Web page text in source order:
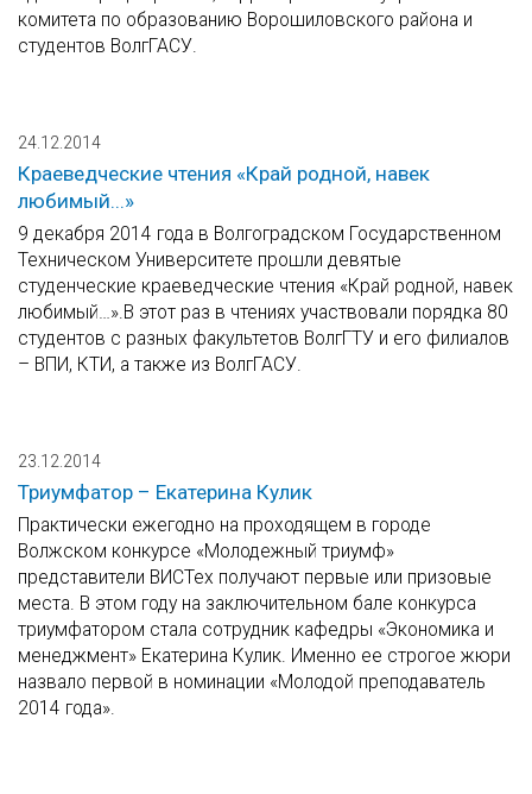
комитета по образованию Ворошиловского района и
студентов ВолгГАСУ.
24.12.2014
Краеведческие чтения «Край родной, навек
любимый...»
9 декабря 2014 года в Волгоградском Государственном
Техническом Университете прошли девятые
студенческие краеведческие чтения «Край родной, навек
любимый…».В этот раз в чтениях участвовали порядка 80
студентов с разных факультетов ВолгГТУ и его филиалов
– ВПИ, КТИ, а также из ВолгГАСУ.
23.12.2014
Триумфатор – Екатерина Кулик
Практически ежегодно на проходящем в городе
Волжском конкурсе «Молодежный триумф»
представители ВИСТех получают первые или призовые
места. В этом году на заключительном бале конкурса
триумфатором стала сотрудник кафедры «Экономика и
менеджмент» Екатерина Кулик. Именно ее строгое жюри
назвало первой в номинации «Молодой преподаватель
2014 года».